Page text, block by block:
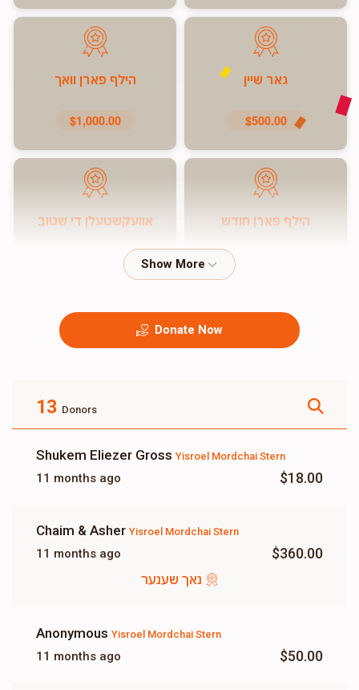
גאר שיין
$500.00
הילף פארן וואך
$1,000.00
הילף פארן חודש אוועקשטעלן די שטוב
Donate Now
13 Donors
Shukem Eliezer Gross Yisroel Mordchai Stern
11 months ago $18.00
Chaim & Asher Yisroel Mordchai Stern
11 months ago $360.00
נאך שענער
Anonymous Yisroel Mordchai Stern
11 months ago $50.00